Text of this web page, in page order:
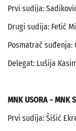
Prvi sudija:
Drugi sudija: Fetić
Posmatrač suđenja:
Delegat: Lušija
MNK USORA - MNK
Prvi sudija: Šišić